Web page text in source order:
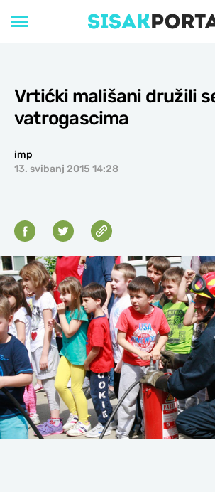
Vrtićki mališani družili
vatrogascima
imp
13. svibanj 2015 14:28